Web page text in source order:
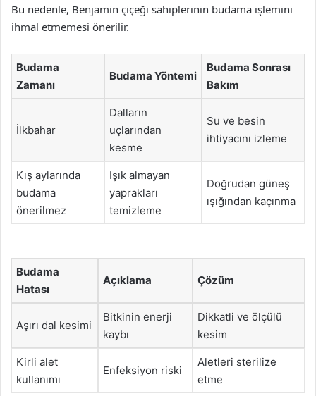
Bu nedenle, Benjamin çiçeği sahiplerinin budama işlemini
ihmal etmemesi önerilir.
Budama
Zamanı
Budama Yöntemi
Budama Sonrası
Bakım
İlkbahar
Dalların
uçlarından
kesme
Su ve besin
ihtiyacını izleme
Kış aylarında
budama
önerilmez
Işık almayan
yaprakları
temizleme
Doğrudan güneş
ışığından kaçınma
Budama
Hatası
Açıklama Çözüm
Aşırı dal kesimi
Bitkinin enerji
kaybı
Dikkatli ve ölçülü
kesim
Kirli alet
kullanımı
Enfeksiyon riski
Aletleri sterilize
etme